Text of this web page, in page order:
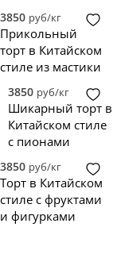
3850 руб/кг
Прикольный
торт в Китайском
стиле из мастики
3850 руб/кг
Шикарный торт в
Китайском стиле
с пионами
3850 руб/кг
Торт в Китайском
стиле с фруктами
и фигурками